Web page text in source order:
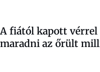
A fiától kapott vérrel
maradni az őrült